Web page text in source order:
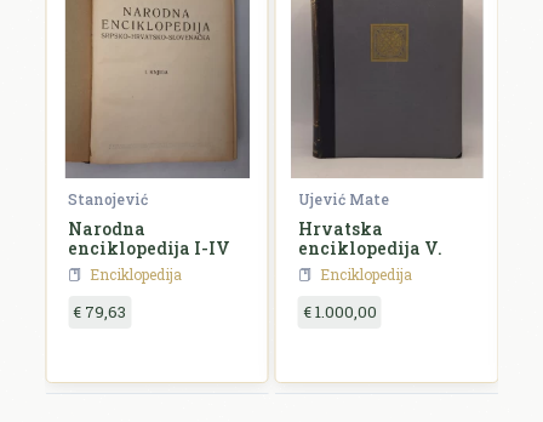
Stanojević
Narodna
enciklopedija I-IV
Enciklopedija
€ 79,63
Ujević Mate
Hrvatska
enciklopedija V.
Enciklopedija
€ 1.000,00